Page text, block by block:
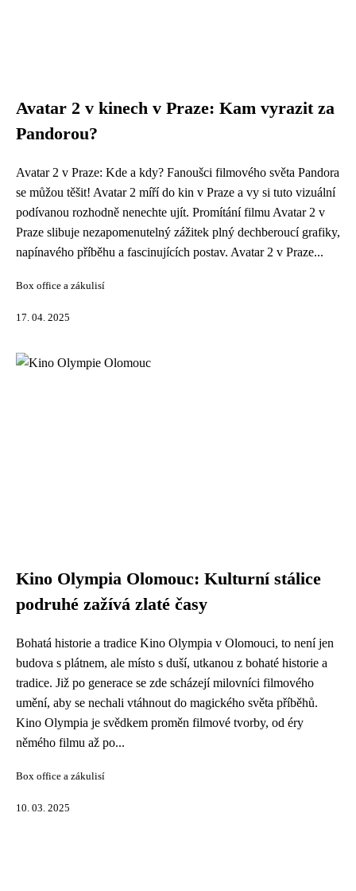
Avatar 2 v kinech v Praze: Kam vyrazit za
Pandorou?
Avatar 2 v Praze: Kde a kdy? Fanoušci filmového světa Pandora
se můžou těšit! Avatar 2 míří do kin v Praze a vy si tuto vizuální
podívanou rozhodně nenechte ujít. Promítání filmu Avatar 2 v
Praze slibuje nezapomenutelný zážitek plný dechberoucí grafiky,
napínavého příběhu a fascinujících postav. Avatar 2 v Praze...
Box office a zákulisí
17. 04. 2025
Kino Olympia Olomouc: Kulturní stálice
podruhé zažívá zlaté časy
Bohatá historie a tradice Kino Olympia v Olomouci, to není jen
budova s plátnem, ale místo s duší, utkanou z bohaté historie a
tradice. Již po generace se zde scházejí milovníci filmového
umění, aby se nechali vtáhnout do magického světa příběhů.
Kino Olympia je svědkem proměn filmové tvorby, od éry
němého filmu až po...
Box office a zákulisí
10. 03. 2025